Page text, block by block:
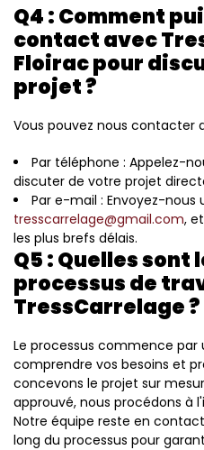
Q4 : Comment
contact avec
Floirac pour
projet ?
Vous pouvez nous contacter
Par téléphone : Appelez-
discuter de votre projet
Par e-mail : Envoyez-nous
tresscarrelage@gmail.com,
les plus brefs délais.
Q5 : Quelles sont
processus de
TressCarrelage ?
Le processus commence
comprendre vos besoins et
concevons le projet sur
approuvé, nous procédons à
Notre équipe reste en
long du processus pour